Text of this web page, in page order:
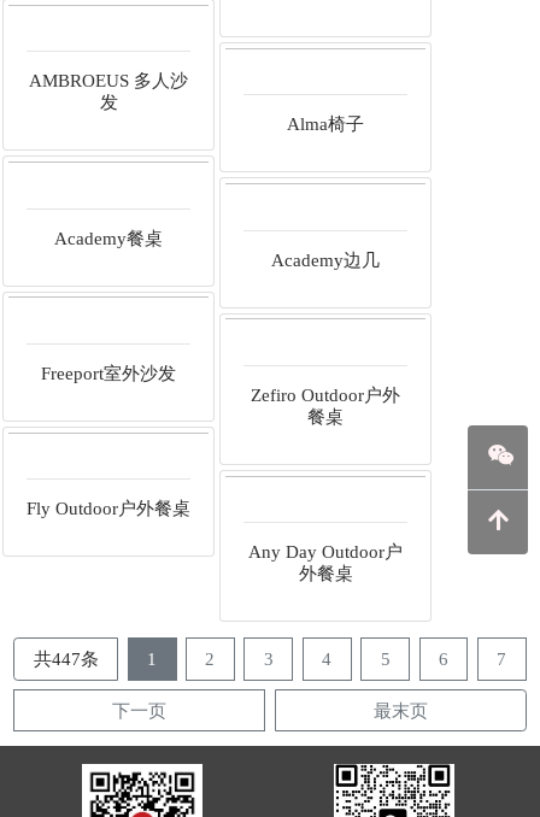
AMBROEUS 多人沙
发
Alma椅子
Academy餐桌
Academy边几
Freeport室外沙发
Zefiro Outdoor户外
餐桌
Fly Outdoor户外餐桌
Any Day Outdoor户
外餐桌
共447条 1 2 3 4 5 6 7
下一页 最末页